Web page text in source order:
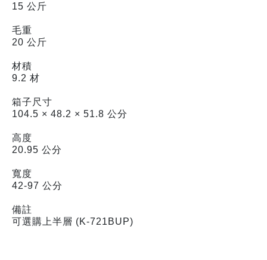
15 公斤
毛重
20 公斤
材積
9.2 材
箱子尺寸
104.5 × 48.2 × 51.8 公分
高度
20.95 公分
寬度
42-97 公分
備註
可選購上半層 (K-721BUP)